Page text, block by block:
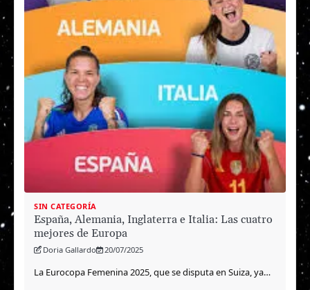
SIN CATEGORÍA
España, Alemania, Inglaterra e Italia: Las cuatro
mejores de Europa
Doria Gallardo 20/07/2025
La Eurocopa Femenina 2025, que se disputa en Suiza, ya…